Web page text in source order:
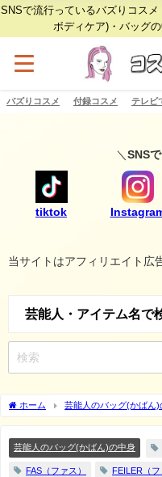
SNSで流行っているバズりコスメ
ボディケア)・バッグ
バズりコスメ 付録コスメ テレビ
＼ SNS
tiktok
当サイトはアフィリエイト広
芸能人・アイテム名で
ホーム 芸能人のバッグ(かばん)
身を大公開！美容家・神崎恵のカバ
芸能人のバッグ(かばん)の中身
FAS（ファス） FEILER（フ